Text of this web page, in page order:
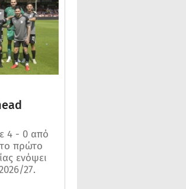
4 - 0 από
πρώτο
ενόψει
27.